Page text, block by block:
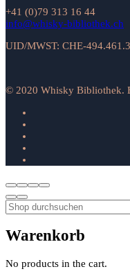
+41 (0)79 313 16 44
info@whisky-bibliothek.ch
UID/MWST: CHE-
© 2020 Whisky Bibliothek.
Warenkorb
No products in the cart.